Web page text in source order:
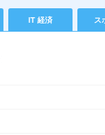
IT 経済 ス